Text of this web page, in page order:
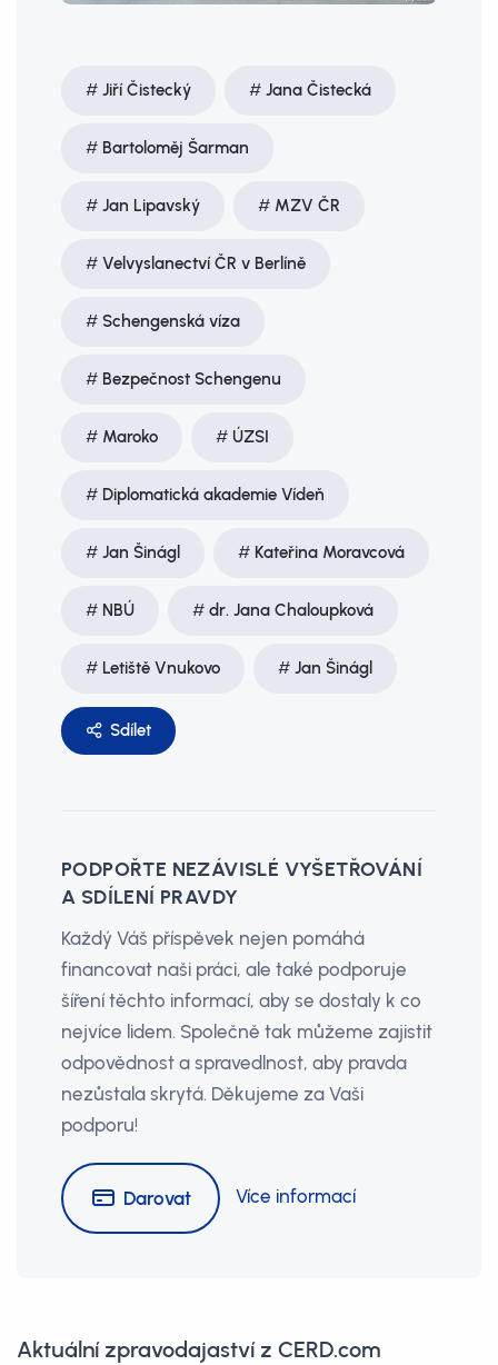
Jiří Čistecký Jana Čistecká
Bartoloměj Šarman
Jan Lipavský MZV ČR
Velvyslanectví ČR v Berlíně
Schengenská víza
Bezpečnost Schengenu
Maroko ÚZSI
Diplomatická akademie Vídeň
Jan Šinágl Kateřina Moravcová
NBÚ dr. Jana Chaloupková
Letiště Vnukovo Jan Šinágl
Sdílet
PODPOŘTE NEZÁVISLÉ VYŠETŘOVÁNÍ
A SDÍLENÍ PRAVDY
Každý Váš příspěvek nejen pomáhá
financovat naši práci, ale také podporuje
šíření těchto informací, aby se dostaly k co
nejvíce lidem. Společně tak můžeme zajistit
odpovědnost a spravedlnost, aby pravda
nezůstala skrytá. Děkujeme za Vaši
podporu!
Darovat Více informací
Aktuální zpravodajaství z CERD.com